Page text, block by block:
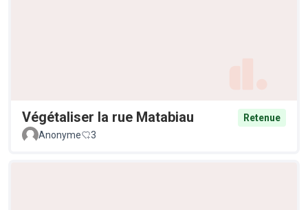
Végétaliser la rue Matabiau
Retenue
Anonyme
3